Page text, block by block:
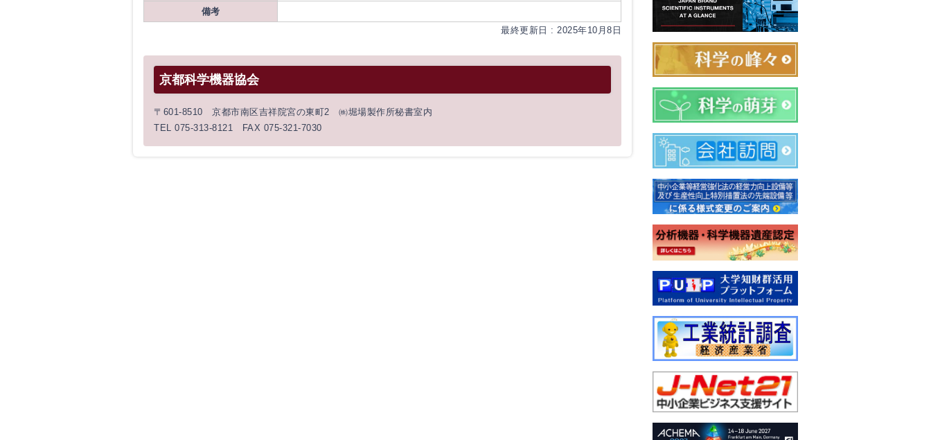
備考
最終更新日 : 2025年10月8日
京都科学機器協会
〒601-8510 京都市南区吉祥院宮の東町2 ㈱堀場製作所秘書室内
TEL 075-313-8121 FAX 075-321-7030